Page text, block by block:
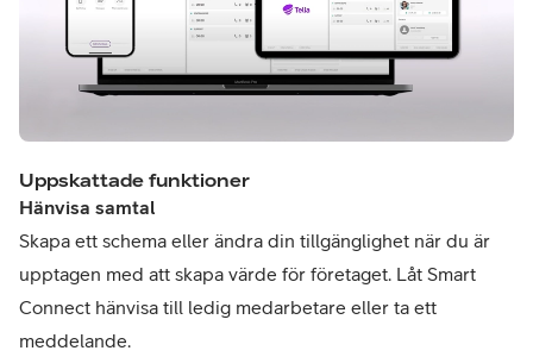
Uppskattade funktioner
Hänvisa samtal
Skapa ett schema eller ändra din tillgänglighet när du är
upptagen med att skapa värde för företaget. Låt Smart
Connect hänvisa till ledig medarbetare eller ta ett
meddelande.